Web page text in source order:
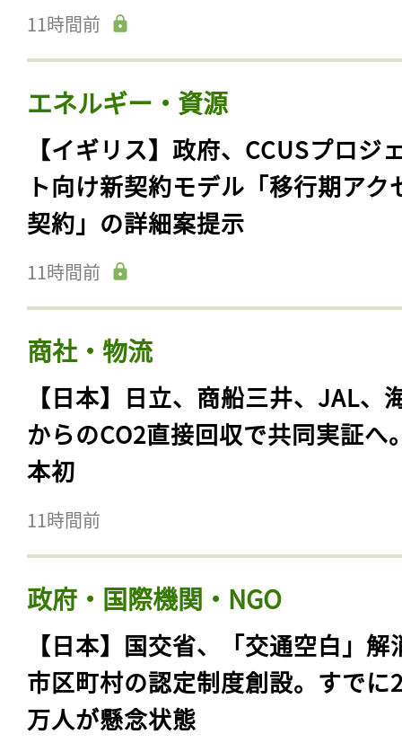
11時間前
エネルギー・資源
【イギリス】政府、CCUSプロジ
ト向け新契約モデル「移行期アク
契約」の詳細案提示
11時間前
商社・物流
【日本】日立、商船三井、JAL、
からのCO2直接回収で共同実証へ
本初
11時間前
政府・国際機関・NGO
【日本】国交省、「交通空白」解
市区町村の認定制度創設。すでに
万人が懸念状態